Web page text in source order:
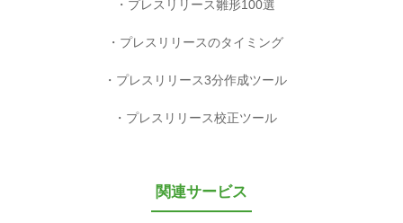
プレスリリース雛形100選
プレスリリースのタイミング
プレスリリース3分作成ツール
プレスリリース校正ツール
関連サービス